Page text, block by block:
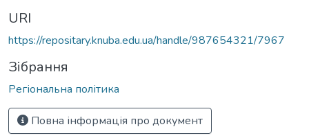
URI
https://repositary.knuba.edu.ua/handle/987654321/7967
Зібрання
Регіональна політика
Повна інформація про документ